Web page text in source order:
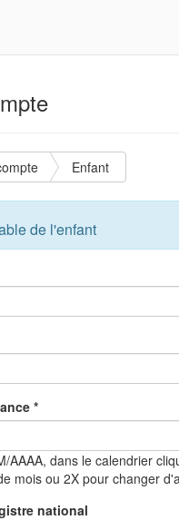
Enfant
de l'enfant
*
AAAA, dans le calendrier
mois ou 2X pour changer
national